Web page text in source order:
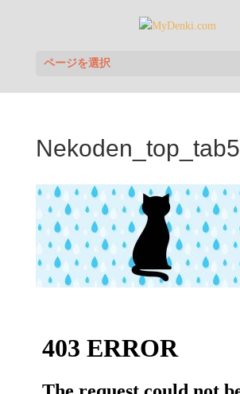
ページを選択
Nekoden_top_tab5